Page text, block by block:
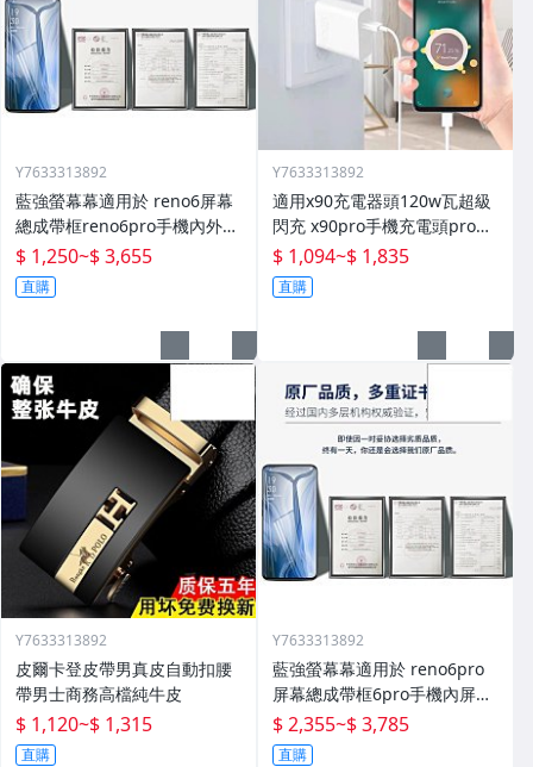
Y7633313892
藍強螢幕幕適用於 reno6屏幕
總成帶框reno6pro手機內外顯
示屏拆機原廠更換液晶玻璃維
修一體屏內屏外屏
$ 1,250~$ 3,655
直購
Y7633313892
適用x90充電器頭120w瓦超級
閃充 x90pro手機充電頭pro快
充插頭mcarney數據線80w套
裝
$ 1,094~$ 1,835
直購
Y7633313892
皮爾卡登皮帶男真皮自動扣腰
帶男士商務高檔純牛皮
$ 1,120~$ 1,315
直購
Y7633313892
藍強螢幕幕適用於 reno6pro
屏幕總成帶框6pro手機內屏外
屏修復碎屏觸摸顯示屏o 拆機
更換液晶玻璃維
$ 2,355~$ 3,785
直購